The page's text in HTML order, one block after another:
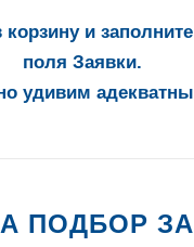
корзину и
поля Заявки.
удивим
ПОДБОР